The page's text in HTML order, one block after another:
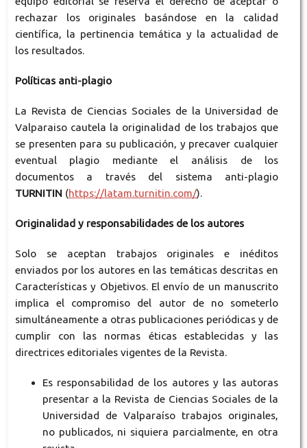
rechazar los originales basándose en la calidad
científica, la pertinencia temática y la actualidad de
los resultados.
Políticas anti-plagio
La Revista de Ciencias Sociales de la Universidad de
Valparaiso cautela la originalidad de los trabajos que
se presenten para su publicación, y precaver cualquier
eventual plagio mediante el análisis de los
documentos a través del sistema anti-plagio
TURNITIN(https://latam.turnitin.com/).
Originalidad y responsabilidades de los autores
Solo se aceptan trabajos originales e inéditos
enviados por los autores en las temáticas descritas en
Características y Objetivos. El envío de un manuscrito
implica el compromiso del autor de no someterlo
simultáneamente a otras publicaciones periódicas y de
cumplir con las normas éticas establecidas y las
directrices editoriales vigentes de la Revista.
Es responsabilidad de los autores y las autoras
presentar a la Revista de Ciencias Sociales de la
Universidad de Valparaíso trabajos originales,
no publicados, ni siquiera parcialmente, en otra